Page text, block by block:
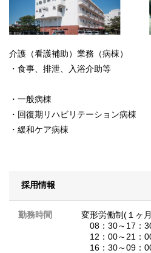
介護（看護補助）業務（病棟）
・食事、排泄、入浴介助等
・一般病棟
・回復期リハビリテーション病棟
・緩和ケア病棟
採用情報
勤務時間
変形労働制(１ヶ
08：30～17：
12：00～21：
16：30～09：